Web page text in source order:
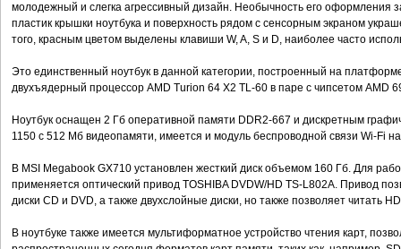
молодежный и слегка агрессивный дизайн. Необычность его оформления
пластик крышки ноутбука и поверхность рядом с сенсорным экраном
того, красным цветом выделены клавиши W, A, S и D, наиболее часто
Это единственный ноутбук в данной категории, построенный на
двухъядерный процессор AMD Turion 64 Х2 TL-60 в паре с чипсетом AMD
Ноутбук оснащен 2 Гб оперативной памяти DDR2-667 и дискретным
1150 с 512 Мб видеопамяти, имеется и модуль беспроводной связи Wi-Fi
В MSI Megabook GX710 установлен жесткий диск объемом 160 Гб. Для
применяется оптический привод TOSHIBA DVDW/HD TS-L802A. Привод
диски CD и DVD, а также двухслойные диски, но также позволяет читать
В ноутбуке также имеется мультиформатное устройство чтения карт,